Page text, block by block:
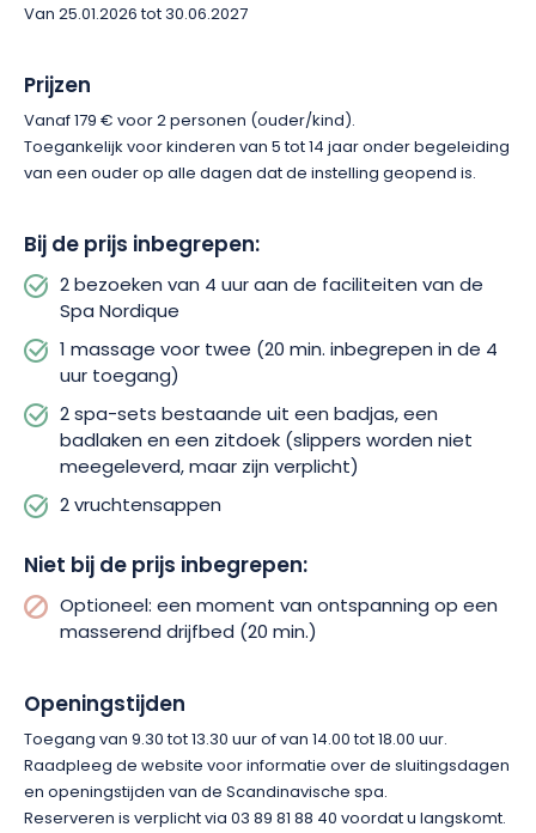
Van 25.01.2026 tot 30.06.2027
Prijzen
Vanaf 179 € voor 2 personen (ouder/kind).
Toegankelijk voor kinderen van 5 tot 14 jaar onder begeleiding
van een ouder op alle dagen dat de instelling geopend is.
Bij de prijs inbegrepen:
2 bezoeken van 4 uur aan de faciliteiten van de
Spa Nordique
1 massage voor twee (20 min. inbegrepen in de 4
uur toegang)
2 spa-sets bestaande uit een badjas, een
badlaken en een zitdoek (slippers worden niet
meegeleverd, maar zijn verplicht)
2 vruchtensappen
Niet bij de prijs inbegrepen:
Optioneel: een moment van ontspanning op een
masserend drijfbed (20 min.)
Openingstijden
Toegang van 9.30 tot 13.30 uur of van 14.00 tot 18.00 uur.
Raadpleeg de website voor informatie over de sluitingsdagen
en openingstijden van de Scandinavische spa.
Reserveren is verplicht via 03 89 81 88 40 voordat u langskomt.